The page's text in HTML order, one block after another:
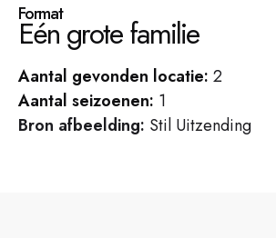
Format
Eén grote familie
Aantal gevonden locatie: 2
Aantal seizoenen: 1
Bron afbeelding: Stil Uitzending